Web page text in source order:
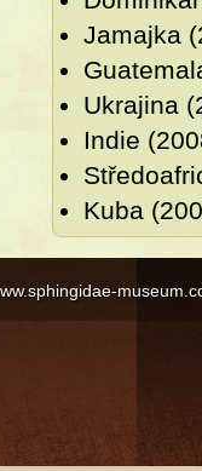
Jamajka
Ukrajina
Indie
Kuba